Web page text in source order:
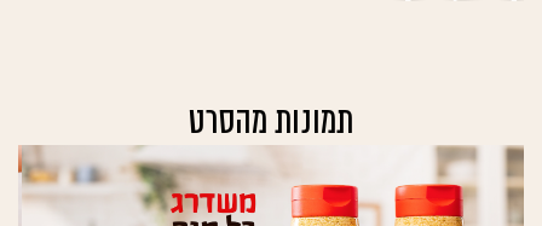
תמונות מהסרט